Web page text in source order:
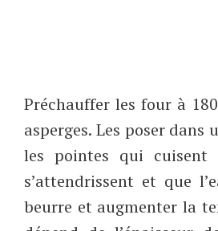
Préchauffer les four à
asperges. Les poser
les pointes qui cuisent
s’attendrissent et que
beurre et augmenter la